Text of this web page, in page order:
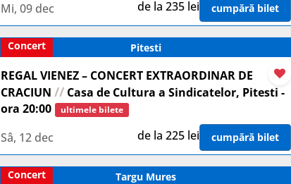
Mi, 09 dec de la 235 lei cumpără bilet
Pitesti
Concert
REGAL VIENEZ – CONCERT EXTRAORDINAR DE
CRACIUN // Casa de Cultura a Sindicatelor, Pitesti -
ora 20:00
ultimele bilete
Sâ, 12 dec de la 225 lei cumpără bilet
Targu Mures
Concert